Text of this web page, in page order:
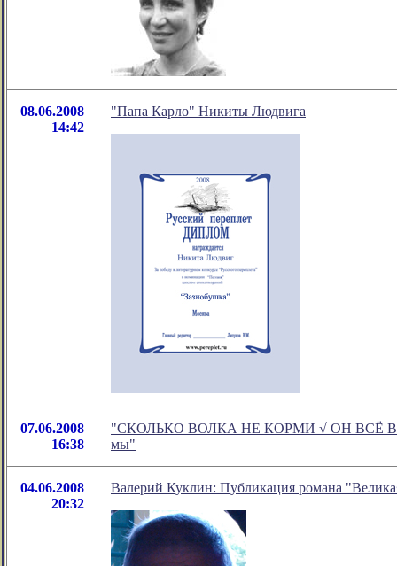
08.06.2008
14:42
"Папа Карло" Никиты Людвига
07.06.2008
16:38
"СКОЛЬКО ВОЛКА НЕ КОРМИ √ ОН ВСЁ В
мы"
04.06.2008
20:32
Валерий Куклин: Публикация романа